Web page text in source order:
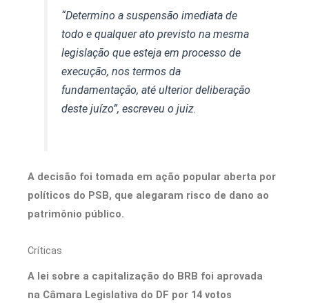
“Determino a suspensão imediata de
todo e qualquer ato previsto na mesma
legislação que esteja em processo de
execução, nos termos da
fundamentação, até ulterior deliberação
deste juízo”, escreveu o juiz.
A decisão foi tomada em ação popular aberta por
políticos do PSB, que alegaram risco de dano ao
patrimônio público.
Críticas
A lei sobre a capitalização do BRB foi aprovada
na Câmara Legislativa do DF por 14 votos